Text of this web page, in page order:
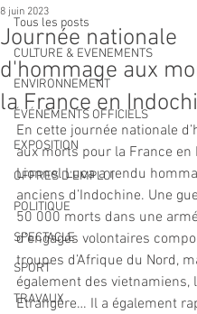
Tous les posts
CULTURE & EVENEMENTS
ENVIRONNEMENT
ÉVÉNEMENTS OFFICIELS
EXPOSITION
OFFRES D'EMPLOI
POLITIQUE
SPECTACLE
SPORT
TRAVAUX
Journée nationale
d'hommage aux
la France en
8 juin 2023
En cette journée nationale
aux morts pour la France en
Lionnel Luca a rendu
anciens d’Indochine. Une
50 000 morts dans une
d’engagés volontaires
troupes d’Afrique du Nord,
également des vietnamiens,
Etrangère… Il a également